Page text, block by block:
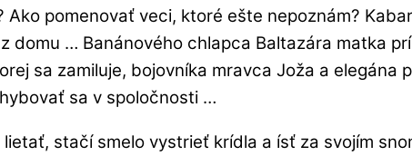
pomenovať veci, ktoré ešte nepoznám?
… Banánového chlapca Baltazára matka
sa zamiluje, bojovníka mravca Joža a elegána
sa v spoločnosti …
stačí smelo vystrieť krídla a ísť za svojím